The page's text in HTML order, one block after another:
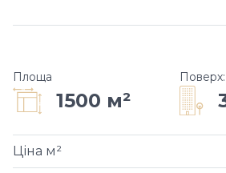
Площа
1500 м²
Поверх:
Ціна м²